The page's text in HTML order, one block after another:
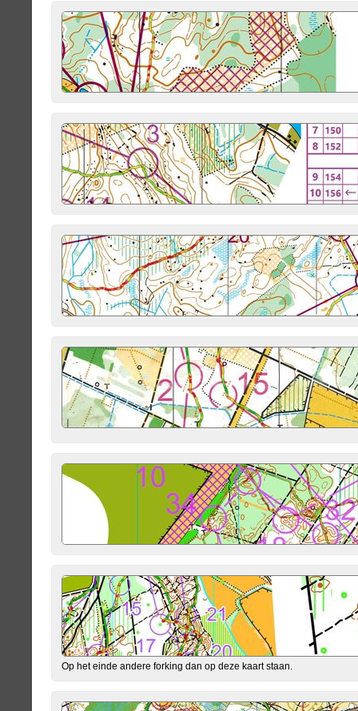
Op het einde andere forking dan op deze kaart staan.